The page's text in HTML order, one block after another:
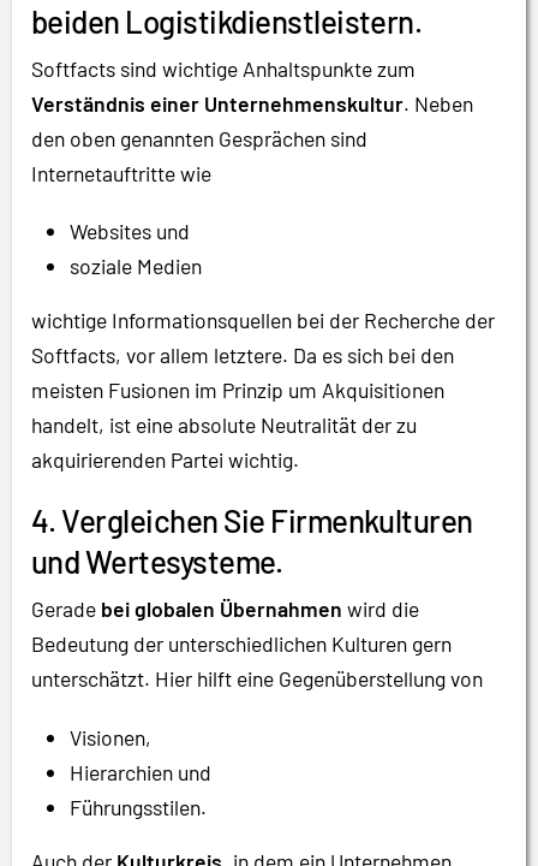
beiden Logistikdienstleistern.
Softfacts sind wichtige Anhaltspunkte zum
Verständnis einer Unternehmenskultur. Neben
den oben genannten Gesprächen sind
Internetauftritte wie
Websites und
soziale Medien
wichtige Informationsquellen bei der Recherche der
Softfacts, vor allem letztere. Da es sich bei den
meisten Fusionen im Prinzip um Akquisitionen
handelt, ist eine absolute Neutralität der zu
akquirierenden Partei wichtig.
4. Vergleichen Sie Firmenkulturen
und Wertesysteme.
Gerade bei globalen Übernahmen wird die
Bedeutung der unterschiedlichen Kulturen gern
unterschätzt. Hier hilft eine Gegenüberstellung von
Visionen,
Hierarchien und
Führungsstilen.
Auch der Kulturkreis , in dem ein Unternehmen